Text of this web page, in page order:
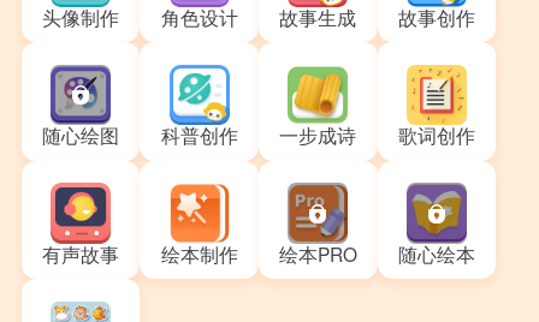
头像制作 角色设计 故事生成 故事创作
随心绘图 科普创作 一步成诗 歌词创作
有声故事 绘本制作 绘本PRO 随心绘本